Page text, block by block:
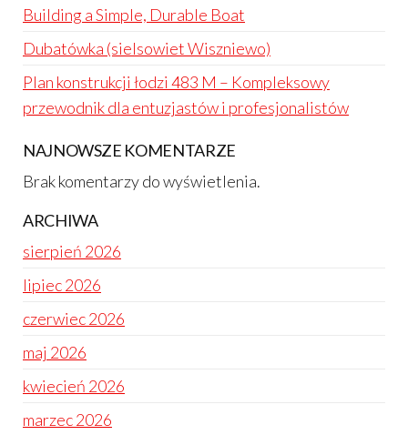
Building a Simple, Durable Boat
Dubatówka (sielsowiet Wiszniewo)
Plan konstrukcji łodzi 483 M – Kompleksowy
przewodnik dla entuzjastów i profesjonalistów
NAJNOWSZE KOMENTARZE
Brak komentarzy do wyświetlenia.
ARCHIWA
sierpień 2026
lipiec 2026
czerwiec 2026
maj 2026
kwiecień 2026
marzec 2026